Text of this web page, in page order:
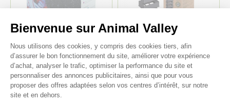
Bienvenue sur Animal Valley
Plateforme de Gestion du
Nous utilisons des cookies, y compris des cookies tiers, afin
d’assurer le bon fonctionnement du site, améliorer votre expérience
d’achat, analyser le trafic, optimiser la performance du site et
personnaliser des annonces publicitaires, ainsi que pour vous
proposer des offres adaptées selon vos centres d’intérêt, sur notre
site et en dehors.
-10%
Charbon actif aquarium Aquaya
Zoocarb 150g - Zolux
Kit de conversion pour filtres
BioBox 7 gobelets (4 + 3